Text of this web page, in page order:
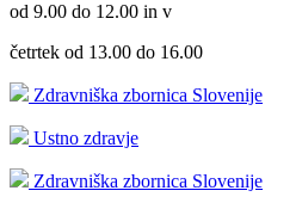
od 9.00 do 12.00 in v
četrtek od 13.00 do 16.00
Zdravniška zbornica Slovenije
Ustno zdravje
Zdravniška zbornica Slovenije